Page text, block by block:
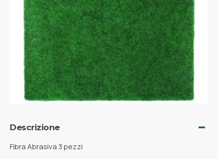
Descrizione
Fibra Abrasiva 3 pezzi